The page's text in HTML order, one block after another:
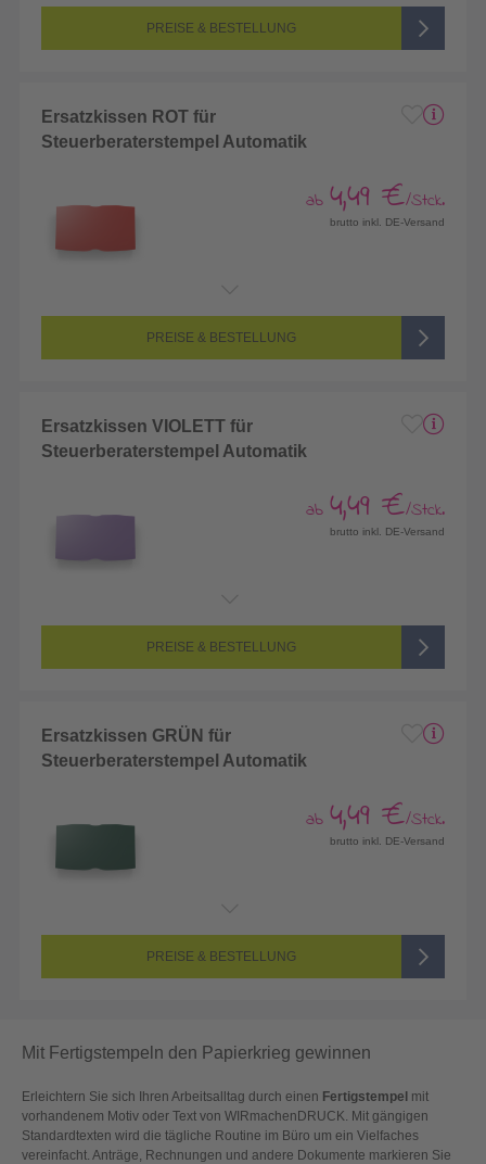
PREISE & BESTELLUNG
Ersatzkissen ROT für
Steuerberaterstempel Automatik
ab 4,49 €/Stck.
brutto inkl. DE-Versand
PREISE & BESTELLUNG
Ersatzkissen VIOLETT für
Steuerberaterstempel Automatik
ab 4,49 €/Stck.
brutto inkl. DE-Versand
PREISE & BESTELLUNG
Ersatzkissen GRÜN für
Steuerberaterstempel Automatik
ab 4,49 €/Stck.
brutto inkl. DE-Versand
PREISE & BESTELLUNG
Mit Fertigstempeln den Papierkrieg gewinnen
Erleichtern Sie sich Ihren Arbeitsalltag durch einen Fertigstempel mit
vorhandenem Motiv oder Text von WIRmachenDRUCK. Mit gängigen
Standardtexten wird die tägliche Routine im Büro um ein Vielfaches
vereinfacht. Anträge, Rechnungen und andere Dokumente markieren Sie